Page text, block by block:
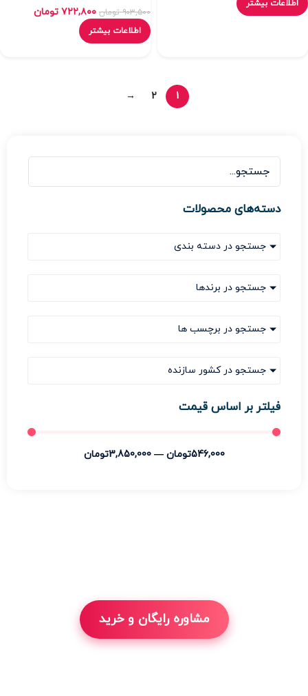
دسته‌های محصولات
جستجو در دسته بندی
جستجو در برندها
جستجو در برچسب ها
جستجو در کشور سازنده
فیلتر بر اساس قیمت
546,000تومان —
3,850,000تومان
اطلاعات بیشتر
۹۰۳,۵۰۰ تومان ۷۲۲,۸۰۰ تومان
اطلاعات بیشتر
1
2
→
مشاوره رایگان و خرید